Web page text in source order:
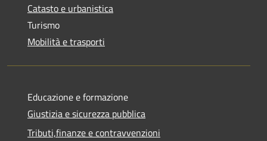
Catasto e urbanistica
Turismo
Mobilità e trasporti
Educazione e formazione
Giustizia e sicurezza pubblica
Tributi,finanze e contravvenzioni